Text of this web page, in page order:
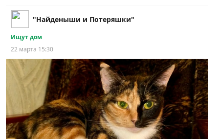
"Найденыши и Потеряшки"
Ищут дом
22 марта 15:30